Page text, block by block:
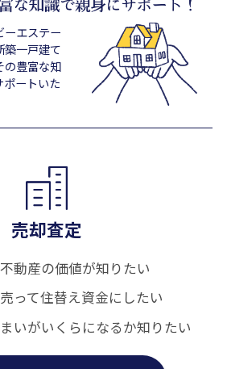
ーエステー
築一戸建て
の豊富な知
ートいた
売却査定
動産の価値が知りたい
って住替え資金にしたい
いがいくらになるか知りたい